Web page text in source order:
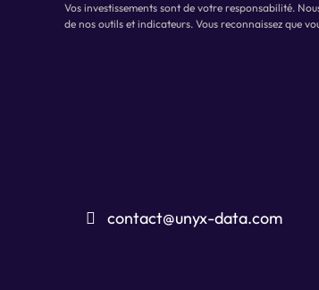
Vos investissements sont de votre responsabilité.
de nos outils et indicateurs. Vous reconnaissez que
contact@unyx-data.com